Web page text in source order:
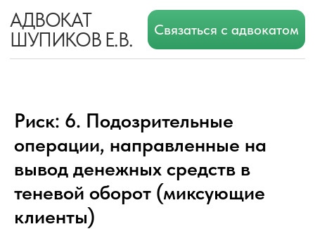
АДВОКАТ
ШУПИКОВ Е.В.
Связаться с адвокатом
Риск: 6. Подозрительные
операции, направленные на
вывод денежных средств в
теневой оборот (миксующие
клиенты)